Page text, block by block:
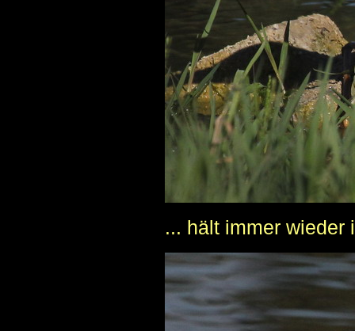
... hält immer wieder